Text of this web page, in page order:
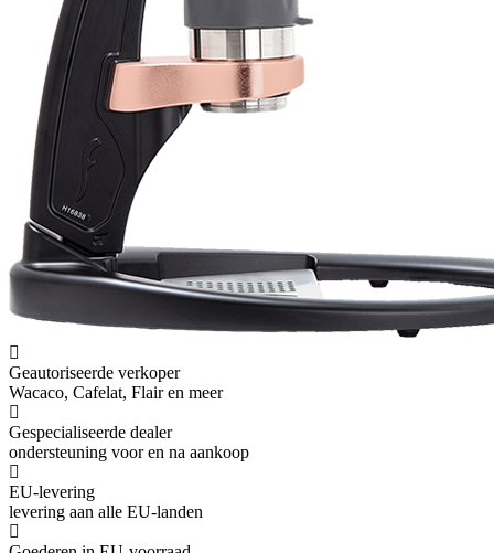
• Excellent
4.9
more reviews
Voeg recensie toe